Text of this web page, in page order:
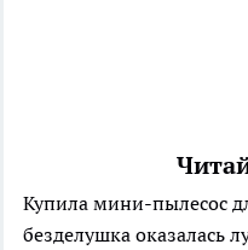
Купила мини-пылесос
безделушка оказалась